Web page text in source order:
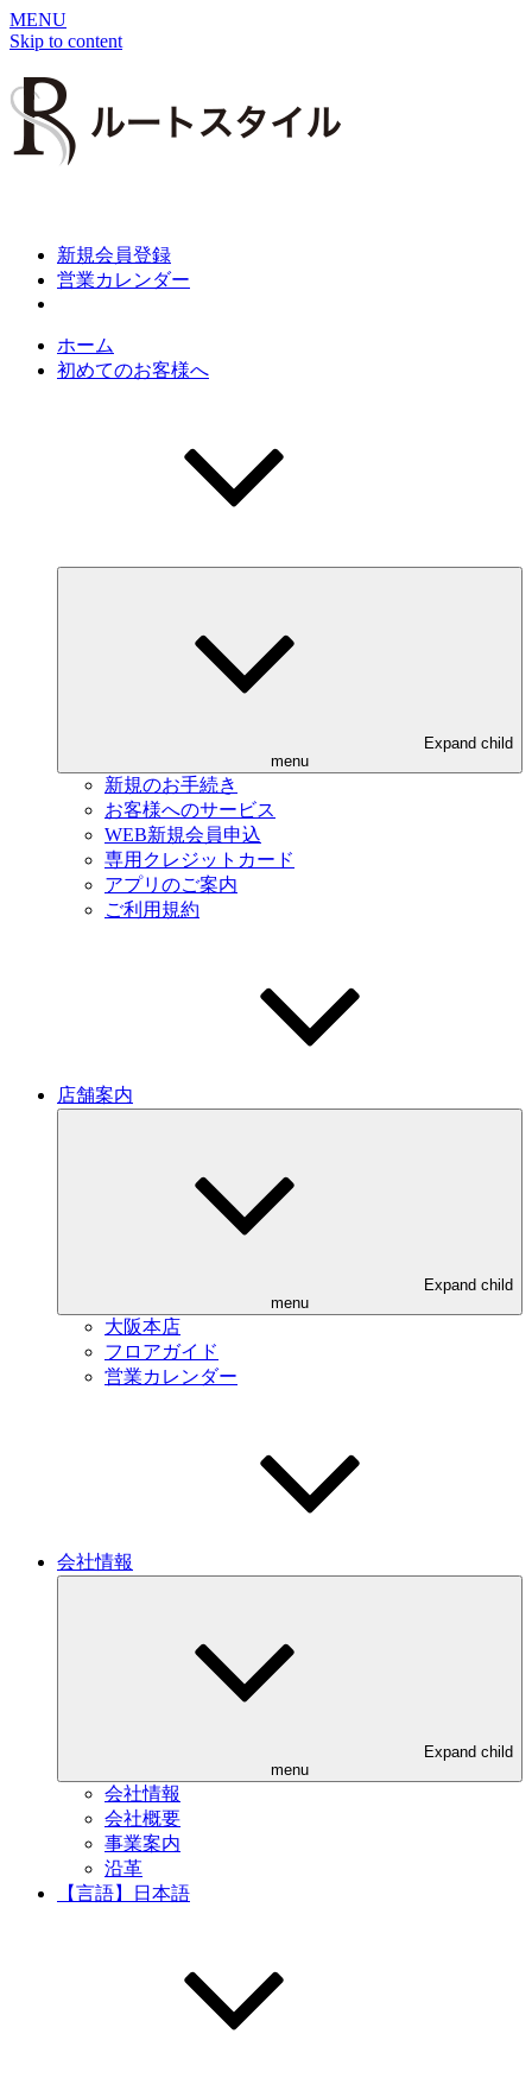
MENU
Skip to content
新規会員登録
営業カレンダー
ホーム
初めてのお客様へ
Expand child
menu
新規のお手続き
お客様へのサービス
WEB新規会員申込
専用クレジットカード
アプリのご案内
ご利用規約
店舗案内
Expand child
menu
大阪本店
フロアガイド
営業カレンダー
会社情報
Expand child
menu
会社情報
会社概要
事業案内
沿革
【言語】日本語